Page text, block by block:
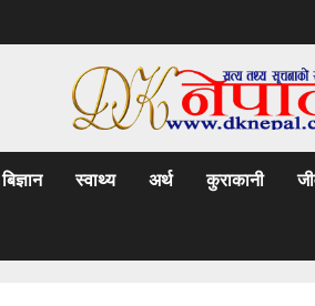
बिज्ञान स्वाथ्य अर्थ कुराकानी